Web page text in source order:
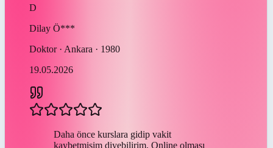
D
Dilay Ö***
Doktor · Ankara · 1980
19.05.2026
Daha önce kurslara gidip vakit
kaybetmişim diyebilirim. Online olması